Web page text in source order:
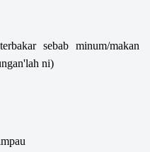
sebab minum/makan
ni)